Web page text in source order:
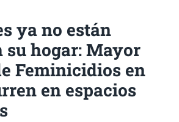
ya no están
su hogar: Mayor
Feminicidios en
en espacios